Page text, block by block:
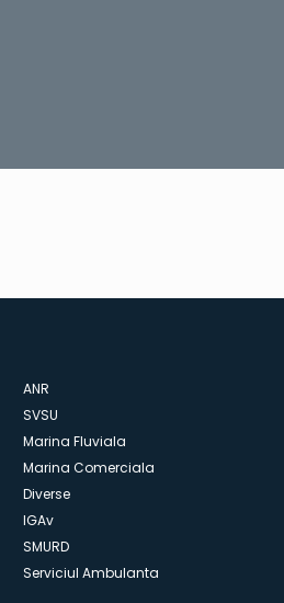
ANR
SVSU
Marina Fluviala
Marina Comerciala
Diverse
IGAv
SMURD
Serviciul Ambulanta